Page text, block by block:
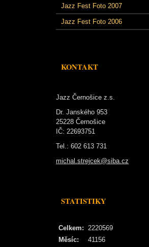
Jazz Fest Foto 2007
Jazz Fest Foto 2006
KONTAKT
Jazz Černošice z.s.
Dr. Janského 953
25228 Černošice
IČ: 22693751
Tel.: 602 613 731
michal.strejcek@siba.cz
STATISTIKY
Celkem: 2220569
Měsíc:
41156